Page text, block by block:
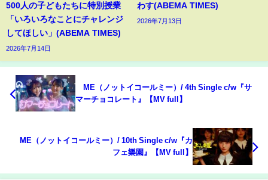
500人の子どもたちに特別授業
「いろいろなことにチャレンジ
してほしい」(ABEMA TIMES)
2026年7月14日
わす(ABEMA TIMES)
2026年7月13日
≠ME（ノットイコールミー）/ 4th Single c/w『サ
マーチョコレート』【MV full】
≠ME（ノットイコールミー）/ 10th Single c/w『カ
フェ樂園』【MV full】